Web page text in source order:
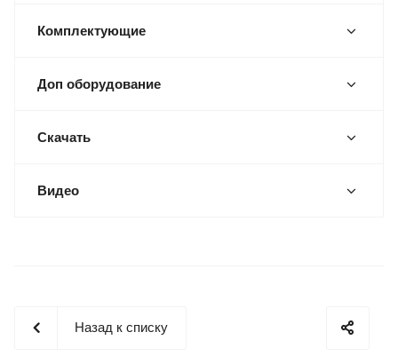
Комплектующие
Доп оборудование
Скачать
Видео
Назад к списку